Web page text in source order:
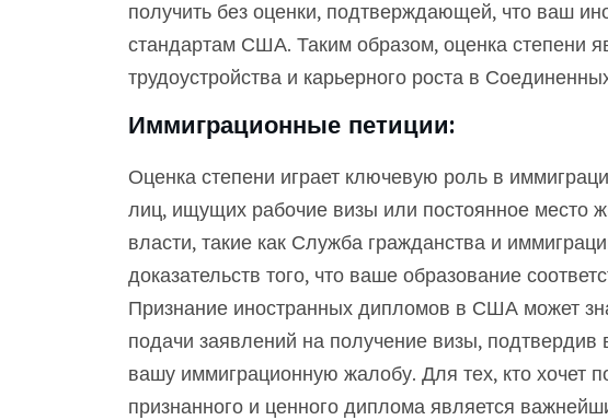
получить без оценки, подтверждающей, что ваш
стандартам США. Таким образом, оценка степени
трудоустройства и карьерного роста в
Иммиграционные петиции:
Оценка степени играет ключевую роль в
лиц, ищущих рабочие визы или постоянное место
власти, такие как Служба гражданства и
доказательств того, что ваше образование
Признание иностранных дипломов в США может
подачи заявлений на получение визы,
вашу иммиграционную жалобу. Для тех, кто хочет
признанного и ценного диплома является